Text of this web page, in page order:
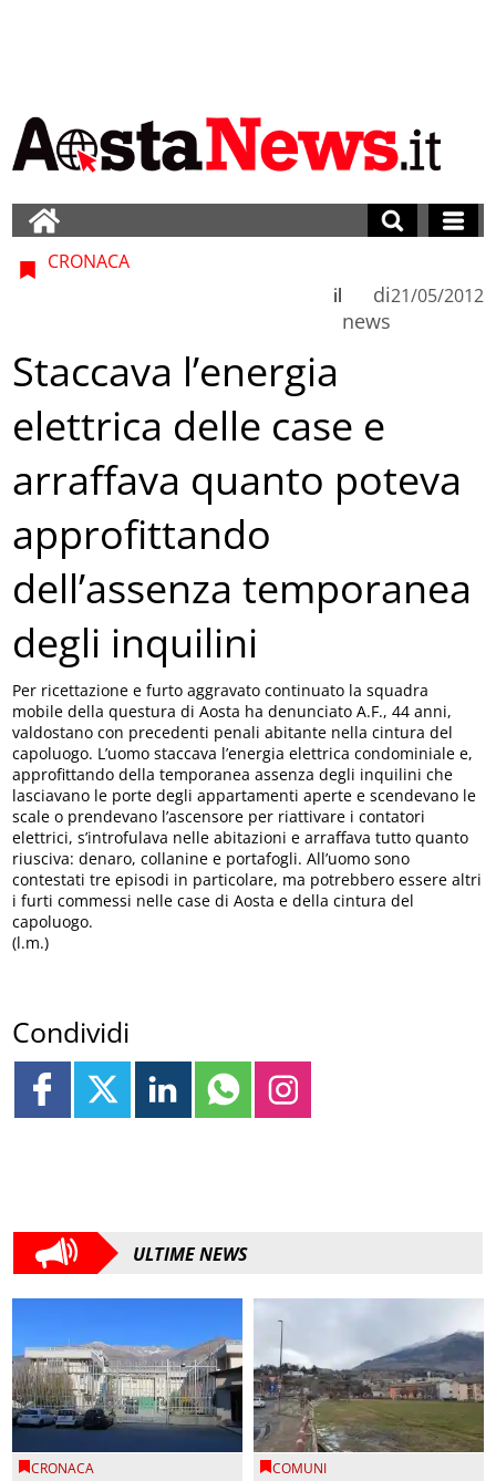
CRONACA
di
news
il 21/05/2012
Staccava l’energia
elettrica delle case e
arraffava quanto poteva
approfittando
dell’assenza temporanea
degli inquilini
Per ricettazione e furto aggravato continuato la squadra
mobile della questura di Aosta ha denunciato A.F., 44 anni,
valdostano con precedenti penali abitante nella cintura del
capoluogo. L’uomo staccava l’energia elettrica condominiale e,
approfittando della temporanea assenza degli inquilini che
lasciavano le porte degli appartamenti aperte e scendevano le
scale o prendevano l’ascensore per riattivare i contatori
elettrici, s’introfulava nelle abitazioni e arraffava tutto quanto
riusciva: denaro, collanine e portafogli. All’uomo sono
contestati tre episodi in particolare, ma potrebbero essere altri
i furti commessi nelle case di Aosta e della cintura del
capoluogo.
(l.m.)
Condividi
ULTIME NEWS
CRONACA COMUNI